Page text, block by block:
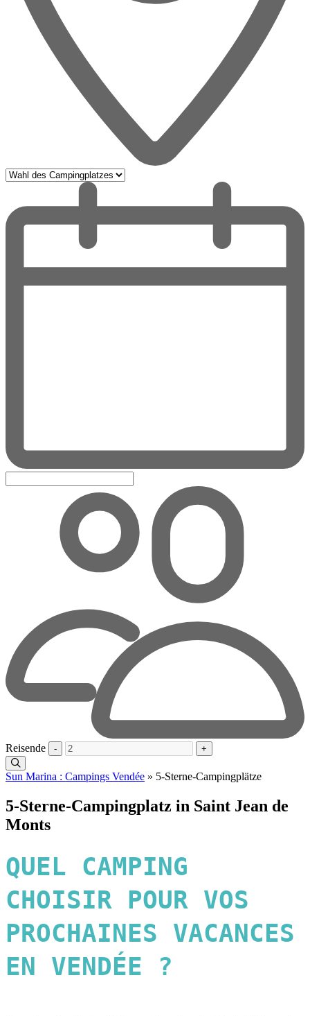
Reisende - +
Sun Marina : Campings Vendée » 5-Sterne-Campingplätze
5-Sterne-Campingplatz in Saint Jean de
Monts
QUEL CAMPING
CHOISIR POUR VOS
PROCHAINES VACANCES
EN VENDÉE ?